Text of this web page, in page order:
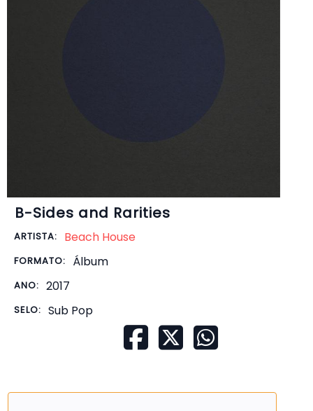
B-Sides and Rarities
ARTISTA: Beach House
FORMATO: Álbum
ANO: 2017
SELO: Sub Pop